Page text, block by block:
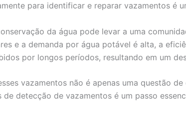
para identificar e reparar vazamentos é
da água pode levar a uma
e a demanda por água potável é alta, a
por longos períodos, resultando em um
vazamentos não é apenas uma questão
detecção de vazamentos é um passo